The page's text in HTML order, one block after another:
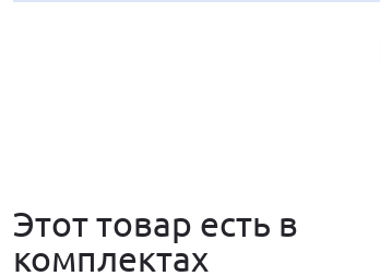
Этот товар есть в
комплектах